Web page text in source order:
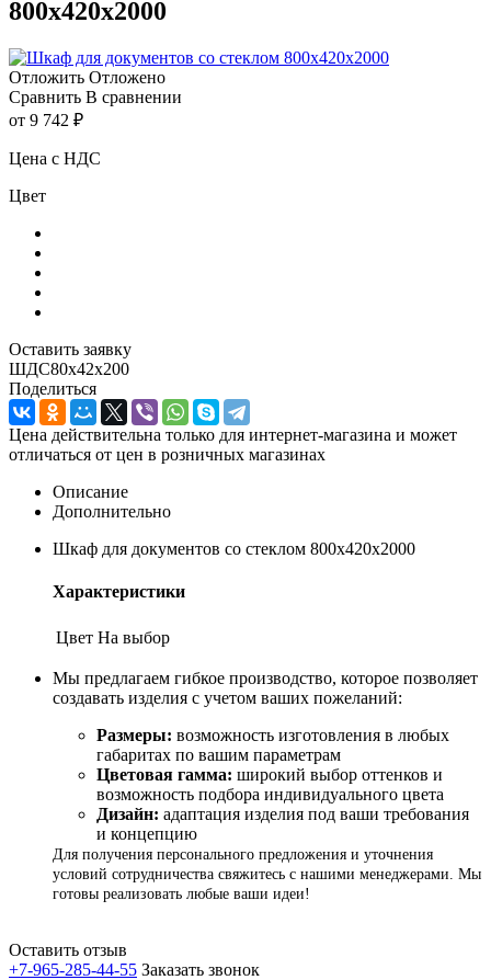
800х420х2000
Отложить Отложено
Сравнить В сравнении
от 9 742 ₽
Цена с НДС
Цвет
Оставить заявку
ШДС80х42х200
Поделиться
Цена действительна только для интернет-магазина и может
отличаться от цен в розничных магазинах
Описание
Дополнительно
Шкаф для документов со стеклом 800х420х2000
Характеристики
Цвет На выбор
Мы предлагаем гибкое производство, которое позволяет
создавать изделия с учетом ваших пожеланий:
Размеры: возможность изготовления в любых
габаритах по вашим параметрам
Цветовая гамма: широкий выбор оттенков и
возможность подбора индивидуального цвета
Дизайн: адаптация изделия под ваши требования
и концепцию
Для получения персонального предложения и уточнения
условий сотрудничества свяжитесь с нашими менеджерами. Мы
готовы реализовать любые ваши идеи!
Оставить отзыв
+7-965-285-44-55 Заказать звонок